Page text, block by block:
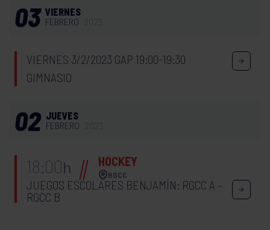
03 VIERNES
FEBRERO
VIERNES 3/2/2023 GAP 19:00-19:30
GIMNASIO
02 JUEVES
FEBRERO
18:00h HOCKEY
RGCC
JUEGOS ESCOLARES BENJAMÍN: RGCC A –
RGCC B